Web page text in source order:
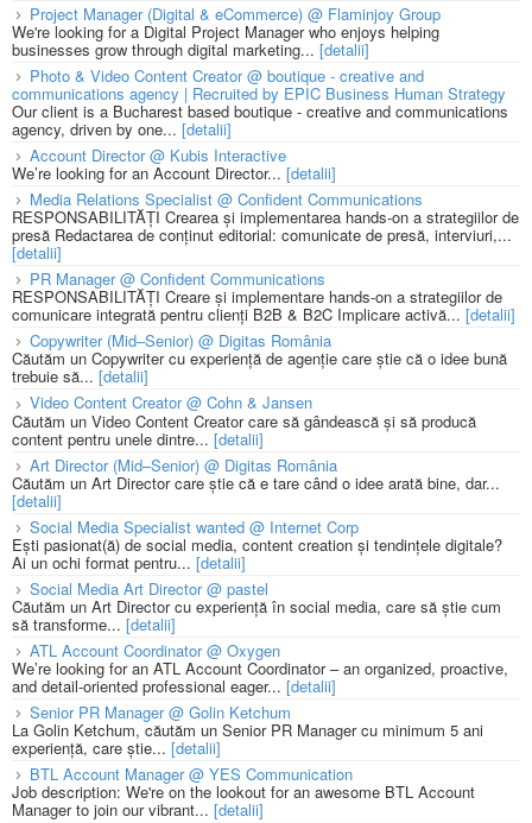
Project Manager (Digital & eCommerce) @ Flaminjoy Group
We're looking for a Digital Project Manager who enjoys helping
businesses grow through digital marketing... [detalii]
Photo & Video Content Creator @ boutique - creative and
communications agency | Recruited by EPIC Business Human Strategy
Our client is a Bucharest based boutique - creative and communications
agency, driven by one... [detalii]
Account Director @ Kubis Interactive
We’re looking for an Account Director... [detalii]
Media Relations Specialist @ Confident Communications
RESPONSABILITĂȚI Crearea și implementarea hands-on a strategiilor de
presă Redactarea de conținut editorial: comunicate de presă, interviuri,...
[detalii]
PR Manager @ Confident Communications
RESPONSABILITĂȚI Creare și implementare hands-on a strategiilor de
comunicare integrată pentru clienți B2B & B2C Implicare activă... [detalii]
Copywriter (Mid–Senior) @ Digitas România
Căutăm un Copywriter cu experiență de agenție care știe că o idee bună
trebuie să... [detalii]
Video Content Creator @ Cohn & Jansen
Căutăm un Video Content Creator care să gândească și să producă
content pentru unele dintre... [detalii]
Art Director (Mid–Senior) @ Digitas România
Căutăm un Art Director care știe că e tare când o idee arată bine, dar...
[detalii]
Social Media Specialist wanted @ Internet Corp
Ești pasionat(ă) de social media, content creation și tendințele digitale?
Ai un ochi format pentru... [detalii]
Social Media Art Director @ pastel
Căutăm un Art Director cu experiență în social media, care să știe cum
să transforme... [detalii]
ATL Account Coordinator @ Oxygen
We’re looking for an ATL Account Coordinator – an organized, proactive,
and detail-oriented professional eager... [detalii]
Senior PR Manager @ Golin Ketchum
La Golin Ketchum, căutăm un Senior PR Manager cu minimum 5 ani
experiență, care știe... [detalii]
BTL Account Manager @ YES Communication
Job description: We're on the lookout for an awesome BTL Account
Manager to join our vibrant... [detalii]